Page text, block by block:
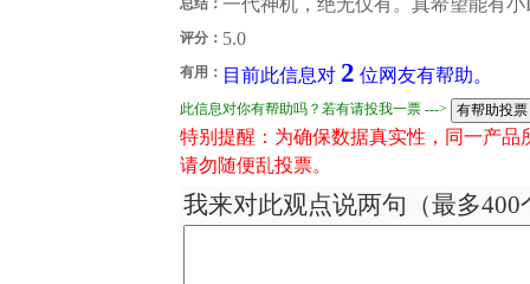
评分： 5.0
有用： 目前此信息对 2 位网友有帮助。
此信息对你有帮助吗？若有请投我一票 --->
特别提醒：为确保数据真实性，同一产
请勿随便乱投票。
我来对此观点说两句（最多400